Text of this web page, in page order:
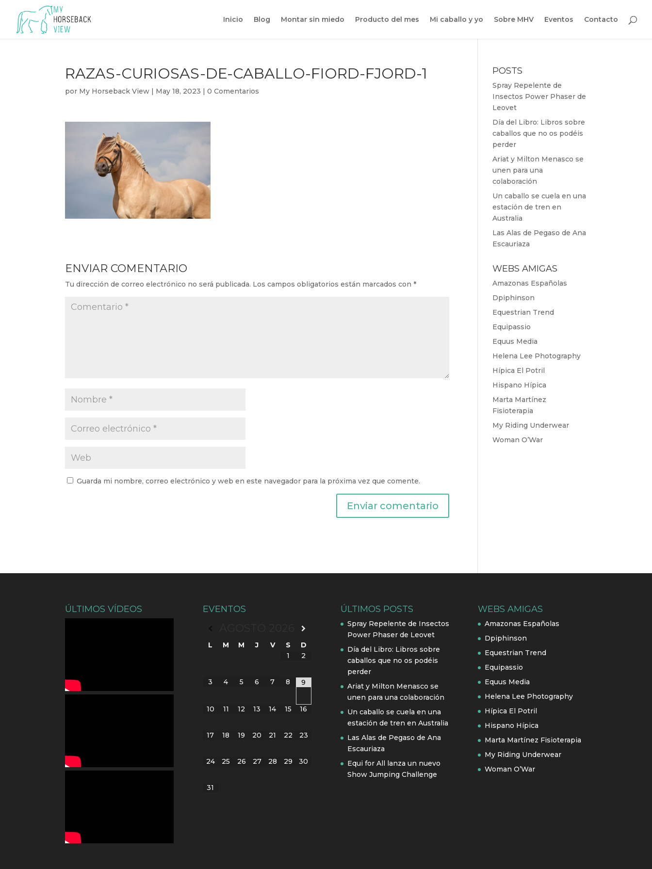
Inicio Blog Montar sin miedo Producto del mes Mi caballo y yo Sobre MHV Eventos Contacto
RAZAS-CURIOSAS-DE-CABALLO-FIORD-FJORD-1
por My Horseback View | May 18, 2023 |0 Comentarios
ENVIAR COMENTARIO
Tu dirección de correo electrónico no será publicada. Los campos obligatorios están marcados con*
Guarda mi nombre, correo electrónico y web en este navegador para la próxima vez que comente.
POSTS
Spray Repelente de
Insectos Power Phaser de
Leovet
Día del Libro: Libros sobre
caballos que no os podéis
perder
Ariat y Milton Menasco se
unen para una
colaboración
Un caballo se cuela en una
estación de tren en
Australia
Las Alas de Pegaso de Ana
Escauriaza
WEBS AMIGAS
Amazonas Españolas
Dpiphinson
Equestrian Trend
Equipassio
Equus Media
Helena Lee Photography
Hípica El Potril
Hispano Hípica
Marta Martínez
Fisioterapia
My Riding Underwear
Woman O’War
ÚLTIMOS VÍDEOS EVENTOS
L M M J V S
D
1
2
3 4 5 6 7 8 9
10 11 12 13 14 15 16
17 18 19 20 21 22 23
24 25 26 27 28 29 30
31
ÚLTIMOS POSTS
Spray Repelente de Insectos
Power Phaser de Leovet
Día del Libro: Libros sobre
caballos que no os podéis
perder
Ariat y Milton Menasco se
unen para una colaboración
Un caballo se cuela en una
estación de tren en Australia
Las Alas de Pegaso de Ana
Escauriaza
Equi for All lanza un nuevo
Show Jumping Challenge
WEBS AMIGAS
Amazonas Españolas
Dpiphinson
Equestrian Trend
Equipassio
Equus Media
Helena Lee Photography
Hípica El Potril
Hispano Hípica
Marta Martínez Fisioterapia
My Riding Underwear
Woman O’War